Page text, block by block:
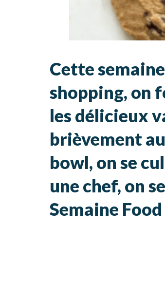
Cette
shopping, on
les délicieux
brièvement
bowl, on se
une chef, on
Semaine